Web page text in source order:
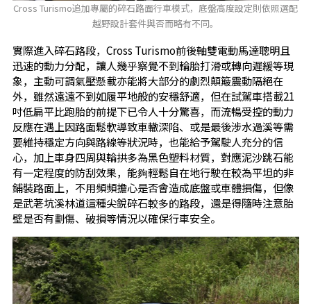
Cross Turismo追加專屬的碎石路面行車模式，底盤高度設定則依照選配
越野設計套件與否而略有不同。
實際進入碎石路段，Cross Turismo前後軸雙電動馬達聰明且
迅速的動力分配，讓人幾乎察覺不到輪胎打滑或轉向遲緩等現
象，主動可調氣壓懸載亦能將大部分的劇烈顛簸震動隔絕在
外，雖然遠遠不到如履平地般的安穩舒適，但在試駕車搭載21
吋低扁平比跑胎的前提下已令人十分驚喜，而流暢受控的動力
反應在遇上因路面鬆軟導致車轍深陷、或是最後涉水過溪等需
要維持穩定方向與路線等狀況時，也能給予駕駛人充分的信
心，加上車身四周與輪拱多為黑色塑料材質，對應泥沙跳石能
有一定程度的防刮效果，能夠輕鬆自在地行駛在較為平坦的非
鋪裝路面上，不用頻頻擔心是否會造成底盤或車體損傷，但像
是武荖坑溪林道這種尖銳碎石較多的路段，還是得隨時注意胎
壁是否有劃傷、破損等情況以確保行車安全。